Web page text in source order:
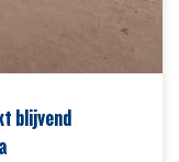
blijvend